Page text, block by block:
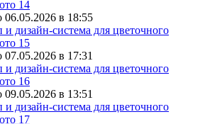
06.05.2026 в 18:55
07.05.2026 в 17:31
09.05.2026 в 13:51